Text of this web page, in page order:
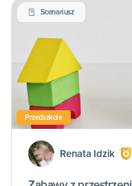
Scenariusz
Przedszkole
Renata Idzik